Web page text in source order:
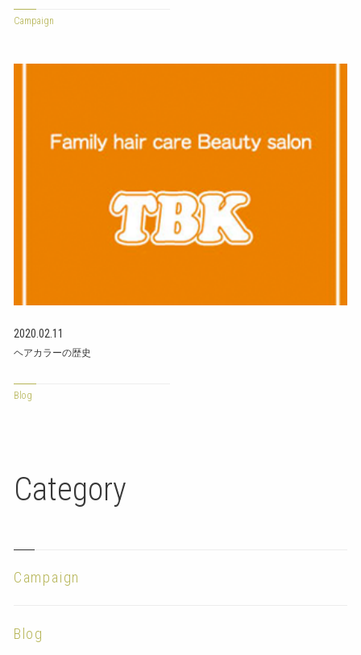
Campaign
2020.02.11
ヘアカラーの歴史
Blog
Category
Campaign
Blog